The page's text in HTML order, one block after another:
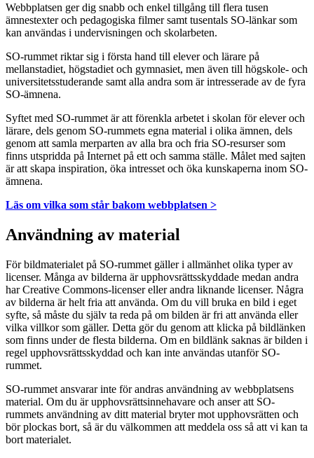
Webbplatsen ger dig snabb och enkel tillgång till flera tusen
ämnestexter och pedagogiska filmer samt tusentals SO-länkar som
kan användas i undervisningen och skolarbeten.
SO-rummet riktar sig i första hand till elever och lärare på
mellanstadiet, högstadiet och gymnasiet, men även till högskole- och
universitetsstuderande samt alla andra som är intresserade av de fyra
SO-ämnena.
Syftet med SO-rummet är att förenkla arbetet i skolan för elever och
lärare, dels genom SO-rummets egna material i olika ämnen, dels
genom att samla merparten av alla bra och fria SO-resurser som
finns utspridda på Internet på ett och samma ställe. Målet med sajten
är att skapa inspiration, öka intresset och öka kunskaperna inom SO-
ämnena.
Läs om vilka som står bakom webbplatsen >
Användning av material
För bildmaterialet på SO-rummet gäller i allmänhet olika typer av
licenser. Många av bilderna är upphovsrättsskyddade medan andra
har Creative Commons-licenser eller andra liknande licenser. Några
av bilderna är helt fria att använda. Om du vill bruka en bild i eget
syfte, så måste du själv ta reda på om bilden är fri att använda eller
vilka villkor som gäller. Detta gör du genom att klicka på bildlänken
som finns under de flesta bilderna. Om en bildlänk saknas är bilden i
regel upphovsrättsskyddad och kan inte användas utanför SO-
rummet.
SO-rummet ansvarar inte för andras användning av webbplatsens
material. Om du är upphovsrättsinnehavare och anser att SO-
rummets användning av ditt material bryter mot upphovsrätten och
bör plockas bort, så är du välkommen att meddela oss så att vi kan ta
bort materialet.